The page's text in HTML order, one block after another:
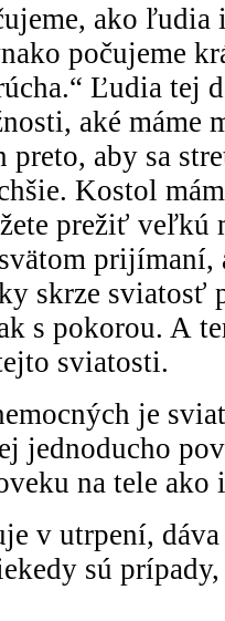
ako ľudia
počujeme
Ľudia tej
aké máme
aby sa
Kostol
prežiť
svätom
skrze sviatosť
s pokorou. A
sviatosti.
je
jednoducho
na tele
v utrpení,
sú